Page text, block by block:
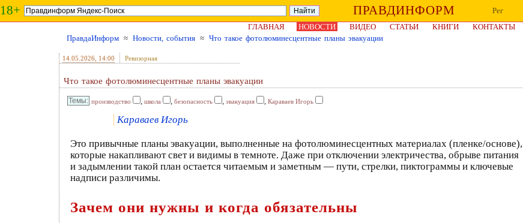
18+ ПРАВДИНФОРМ
Рег
ГЛАВНАЯ
НОВОСТИ ВИДЕО СТАТЬИ КНИГИ КОНТАКТЫ
ПравдаИнформ ≈ Новости, события ≈ Что такое фотолюминесцентные планы эвакуации
14.05.2026 , 14:00 Ревизорная
Что такое фотолюминесцентные планы эвакуации
производство , школа , безопасность , эвакуация , Караваев Игорь
Караваев Игорь
Это привычные планы эвакуации, выполненные на фотолюминесцентных материалах (пленке/основе),
которые накапливают свет и видимы в темноте. Даже при отключении электричества, обрыве питания
и задымлении такой план остается читаемым и заметным — пути, стрелки, пиктограммы и ключевые
надписи различимы.
Зачем они нужны и когда обязательны